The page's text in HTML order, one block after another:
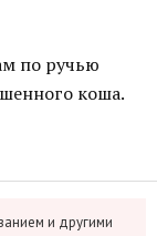
по ручью
коша.
и другими